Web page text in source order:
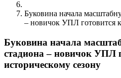
Буковина начала
– новичок УПЛ готовится
Буковина начала
стадиона – новичок УПЛ
историческому сезону